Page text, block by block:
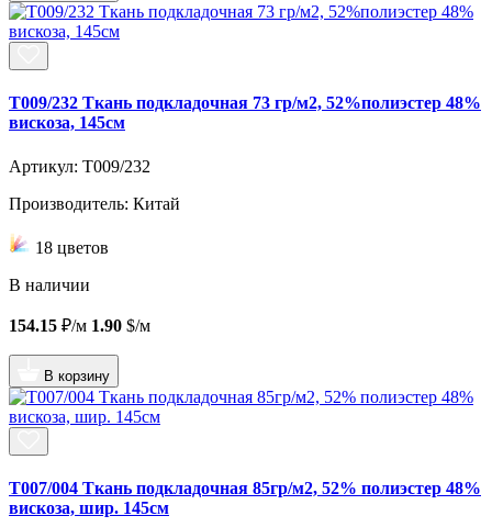
T009/232 Ткань подкладочная 73 гр/м2, 52%полиэстер 48%
вискоза, 145см
Артикул: T009/232
Производитель: Китай
18 цветов
В наличии
154.15 ₽/м 1.90 $/м
В корзину
T007/004 Ткань подкладочная 85гр/м2, 52% полиэстер 48%
вискоза, шир. 145см